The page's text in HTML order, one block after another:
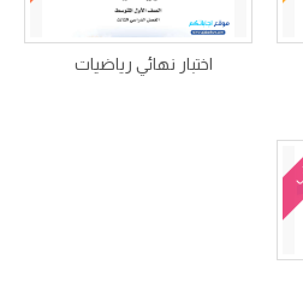
اختبار نهائي رياضيات